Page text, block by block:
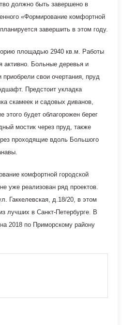
должно быть завершено в
«Формирование комфортной
завершить в этом году.
площадью 2940 кв.м. Работы
активно. Больные деревья и
свои очертания, пруд
Предстоит укладка
скамеек и садовых диванов,
этого будет облагорожен берег
мостик через пруд, также
проходящие вдоль Большого
комфортной городской
уже реализован ряд проектов.
Гаккелевская, д.18/20, в этом
лучших в Санкт-Петербурге. В
2018 по Приморскому району